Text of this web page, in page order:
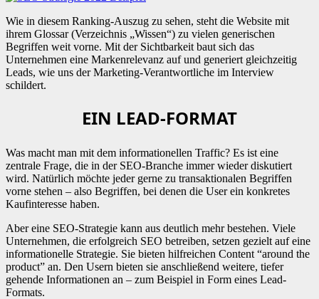
Wie in diesem Ranking-Auszug zu sehen, steht die Website mit
ihrem Glossar (Verzeichnis „Wissen“) zu vielen generischen
Begriffen weit vorne. Mit der Sichtbarkeit baut sich das
Unternehmen eine Markenrelevanz auf und generiert gleichzeitig
Leads, wie uns der Marketing-Verantwortliche im Interview
schildert.
EIN LEAD-FORMAT
Was macht man mit dem informationellen Traffic? Es ist eine
zentrale Frage, die in der SEO-Branche immer wieder diskutiert
wird. Natürlich möchte jeder gerne zu transaktionalen Begriffen
vorne stehen – also Begriffen, bei denen die User ein konkretes
Kaufinteresse haben.
Aber eine SEO-Strategie kann aus deutlich mehr bestehen. Viele
Unternehmen, die erfolgreich SEO betreiben, setzen gezielt auf eine
informationelle Strategie. Sie bieten hilfreichen Content “around the
product” an. Den Usern bieten sie anschließend weitere, tiefer
gehende Informationen an – zum Beispiel in Form eines Lead-
Formats.